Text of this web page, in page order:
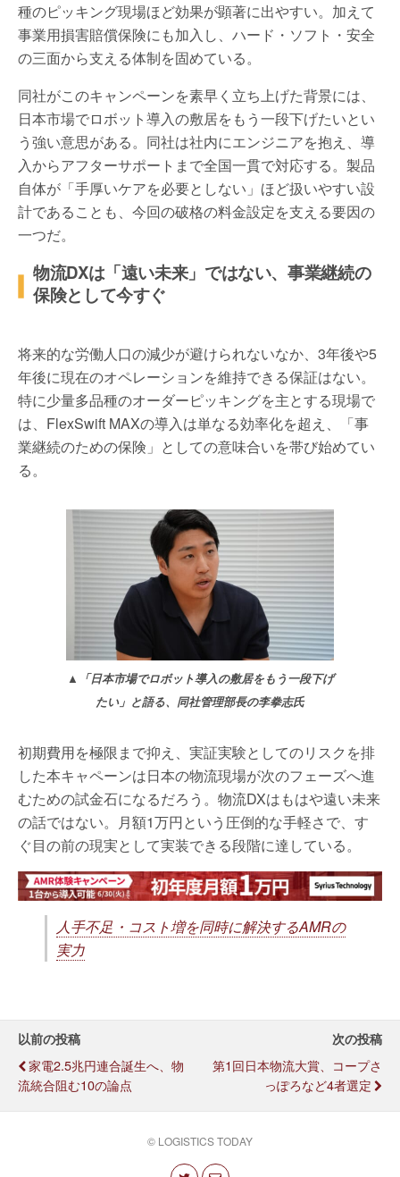
種のピッキング現場ほど効果が顕著に出やすい。加えて
事業用損害賠償保険にも加入し、ハード・ソフト・安全
の三面から支える体制を固めている。
同社がこのキャンペーンを素早く立ち上げた背景には、
日本市場でロボット導入の敷居をもう一段下げたいとい
う強い意思がある。同社は社内にエンジニアを抱え、導
入からアフターサポートまで全国一貫で対応する。製品
自体が「手厚いケアを必要としない」ほど扱いやすい設
計であることも、今回の破格の料金設定を支える要因の
一つだ。
物流DXは「遠い未来」ではない、事業継続の
保険として今すぐ
将来的な労働人口の減少が避けられないなか、3年後や5
年後に現在のオペレーションを維持できる保証はない。
特に少量多品種のオーダーピッキングを主とする現場で
は、FlexSwift MAXの導入は単なる効率化を超え、「事
業継続のための保険」としての意味合いを帯び始めてい
る。
▲「日本市場でロボット導入の敷居をもう一段下げ
たい」と語る、同社管理部長の李拳志氏
初期費用を極限まで抑え、実証実験としてのリスクを排
した本キャペーンは日本の物流現場が次のフェーズへ進
むための試金石になるだろう。物流DXはもはや遠い未来
の話ではない。月額1万円という圧倒的な手軽さで、す
ぐ目の前の現実として実装できる段階に達している。
人手不足・コスト増を同時に解決するAMRの
実力
以前の投稿
家電2.5兆円連合誕生へ、物
流統合阻む10の論点
次の投稿
第1回日本物流大賞、コープさ
っぽろなど4者選定
© LOGISTICS TODAY